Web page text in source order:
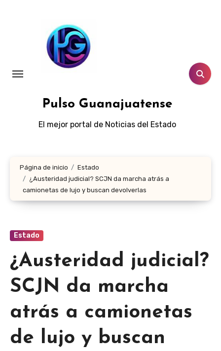
Pulso Guanajuatense
El mejor portal de Noticias del Estado
Página de inicio
Estado
¿Austeridad judicial? SCJN da marcha atrás a
camionetas de lujo y buscan devolverlas
Estado
¿Austeridad judicial?
SCJN da marcha
atrás a camionetas
de lujo y buscan